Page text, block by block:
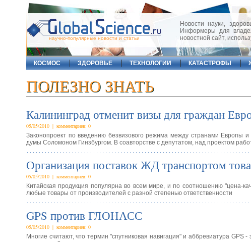
научно-популярные новости и статьи
Новости науки,
Информеры для
новостной сайт,
КОСМОС
ЗДОРОВЬЕ ТЕХНОЛОГИИ КАТАСТРОФЫ
ПОЛЕЗНО ЗНАТЬ
Калининград отменит визы для граждан
05/05/2010 | комментариев: 0
Законопроект по введению безвизового режима между странами Европы
думы Соломоном Гинзбургом. В соавторстве с депутатом, над проектом
Организация поставок ЖД транспортом
05/05/2010 | комментариев: 0
Китайская продукция популярна во всем мире, и по соотношению "цена-
любые товары от производителей с разной степенью ответственности
GPS против ГЛОНАСС
05/05/2010 | комментариев: 0
Многие считают, что термин "спутниковая навигация" и аббревиатура GPS